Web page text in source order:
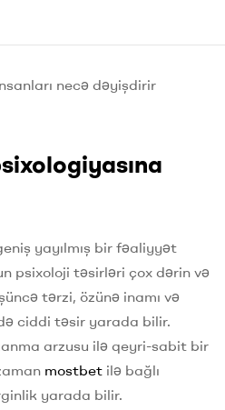
necə dəyişdirir
yayılmış bir fəaliyyət
psixoloji təsirləri çox dərin və
tərzi, özünə inamı və
ciddi təsir yarada bilir.
arzusu ilə qeyri-sabit bir
mostbet ilə bağlı
yarada bilir.